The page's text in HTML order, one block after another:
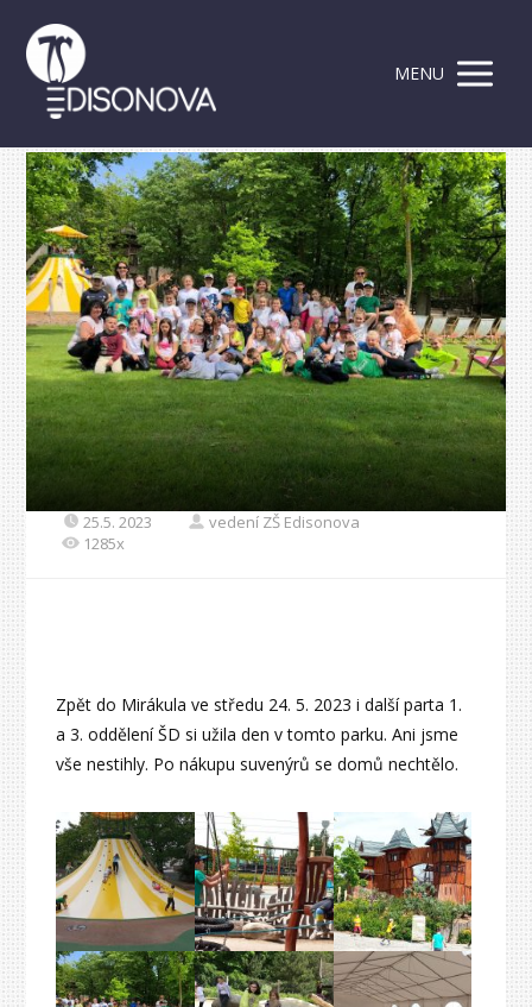
MENU
25.5. 2023
vedení ZŠ Edisonova
1285x
Zpět do Mirákula ve středu 24. 5. 2023 i další parta 1.
a 3. oddělení ŠD si užila den v tomto parku. Ani jsme
vše nestihly. Po nákupu suvenýrů se domů nechtělo.